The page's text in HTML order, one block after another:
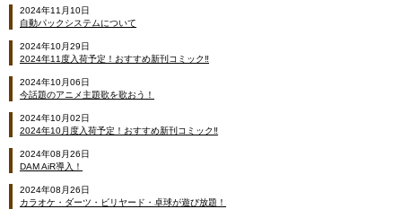
2024年11月10日
自動パックシステムについて
2024年10月29日
2024年11度入荷予定！おすすめ新刊コミック‼
2024年10月06日
今話題のアニメ主題歌を歌おう！
2024年10月02日
2024年10月度入荷予定！おすすめ新刊コミック‼
2024年08月26日
DAM AiR導入！
2024年08月26日
カラオケ・ダーツ・ビリヤード・卓球が遊び放題！